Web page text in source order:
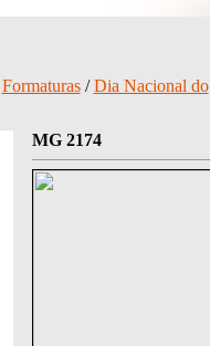
Formaturas/Dia Nacional do
MG 2174